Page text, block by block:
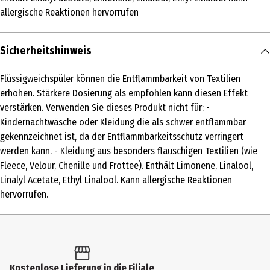
Produkttyp
Inhaltsstoffe
Isomethyl Ionone, Amyl Salicylate, Citral, Citrus Aurantium Peel Oil,
Citrus Limon Peel Oil, Limonene, Linalool, Linalyl Acetate, Pinene,
Tetramethyl Acetyloctahydronaphthalenes
Anwendungshinweis
1 VOLLE KAPPE FÜR MAXIMALE FRISCHE
Nutzungshinweis
Flüssigweichspüler können die Entflammbarkeit von Textilien
gekennzeichnet ist, da der Entflammbarkeitsschutz verringert
werden kann. - Kleidung aus besonders flauschigen Textilien (wie
allergische Reaktionen hervorrufen
Sicherheitshinweis
Flüssigweichspüler können die Entflammbarkeit von Textilien
erhöhen. Stärkere Dosierung als empfohlen kann diesen Effekt
verstärken. Verwenden Sie dieses Produkt nicht für: -
Kindernachtwäsche oder Kleidung die als schwer entflammbar
gekennzeichnet ist, da der Entflammbarkeitsschutz verringert
werden kann. - Kleidung aus besonders flauschigen Textilien (wie
Fleece, Velour, Chenille und Frottee). Enthält Limonene, Linalool,
Linalyl Acetate, Ethyl Linalool. Kann allergische Reaktionen
hervorrufen.